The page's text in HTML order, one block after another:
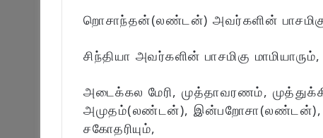
றொசாந்தன்(லண்டன்) அவர்களின் பாசமிகு
சிந்தியா அவர்களின் பாசமிகு மாமியாரும்,
அடைக்கல மேரி, முத்தாவரணம்,
அமுதம்(லண்டன்), இன்பறோசா(லண்டன்),
சகோதரியும்,